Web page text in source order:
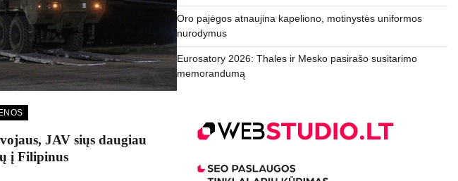
JAV siųs daugiau
į Filipinus
Oro pajėgos atnaujina kapeliono, motinystės uniformos
nurodymus
Eurosatory 2026: Thales ir Mesko pasirašo susitarimo
memorandumą